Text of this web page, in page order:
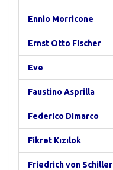
Ennio Morricone
Ernst Otto Fischer
Eve
Faustino Asprilla
Federico Dimarco
Fikret Kızılok
Friedrich von Schiller